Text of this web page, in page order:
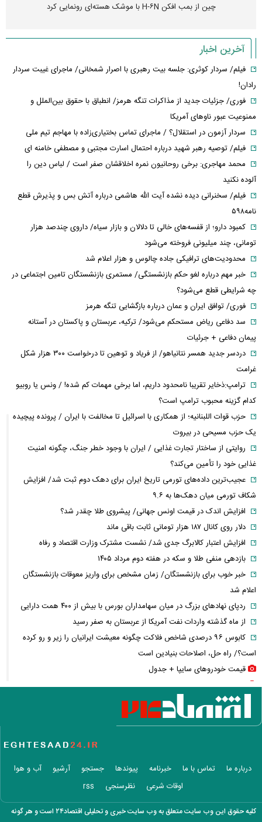
چین از بمب افکن H-۶N با موشک هسته‌ای رونمایی کرد
آخرین اخبار
فیلم/ سردار کوثری: جلسه بیت رهبری با اصرار شمخانی/ ماجرای غیبت سردار
رادان!
فوری/ جزئیات جدید از مذاکرات تنگه هرمز/ انطباق با حقوق بین‌الملل و
ممنوعیت عبور ناوهای آمریکا
سردار آزمون در استقلال؟ / ماجرای تماس بختیاری‌زاده با مهاجم تیم ملی
فیلم/ توصیه رهبر شهید درباره احتمال اسارت مجتبی و مصطفی خامنه ای
محمد مهاجری: برخی روحانیون نمره اخلاقشان صفر است / لباس دین را
آلوده نکنید
فیلم/ سخنرانی دیده نشده آیت الله هاشمی درباره آتش بس و پذیرش قطع
نامه۵۹۸
کمبود دارو؛ از قفسه‌های خالی تا دلالان و بازار سیاه/ داروی چندصد هزار
تومانی، چند میلیونی فروخته می‌شود
محدودیت‌های ترافیکی جاده چالوس و هزار اعلام شد
خبر مهم درباره لغو حکم بازنشستگی/ مستمری بازنشستگان تامین اجتماعی در
چه شرایطی قطع می‌شود؟
فوری/ توافق ایران و عمان درباره بازگشایی تنگه هرمز
سد دفاعی ریاض مستحکم می‌شود/ ترکیه، عربستان و پاکستان در آستانه
پیمان دفاعی + جرئیات
دردسر جدید همسر نتانیاهو/ از فریاد و توهین تا درخواست ۳۰۰ هزار شکل
غرامت
ترامپ:ذخایر تقریبا نامحدود داریم، اما برخی مهمات کم شده! / ونس یا روبیو
کدام گزینه محبوب ترامپ است؟
حزب قوات اللبنانیه؛ از همکاری با اسرائیل تا مخالفت با ایران / پرونده پیچیده
یک حزب مسیحی در بیروت
روایتی از ساختار تجارت غذایی / ایران با وجود خطر جنگ، چگونه امنیت
غذایی خود را تأمین می‌کند؟
عجیب‌ترین داده‌های تورمی تاریخ ایران برای دهک دوم ثبت شد/ افزایش
شکاف تورمی میان دهک‌ها به ۹.۶
افزایش اندک در قیمت اونس جهانی/ پیشروی طلا چقدر شد؟
دلار روی کانال ۱۸۷ هزار تومانی ثابت باقی ماند
افزایش اعتبار کالابرگ جدی شد/ نشست مشترک وزارت اقتصاد و رفاه
بازدهی منفی طلا و سکه در هفته دوم مرداد ۱۴۰۵
خبر خوب برای بازنشستگان/ زمان مشخص برای واریز معوقات بازنشستگان
اعلام شد
ردپای نهاد‌های بزرگ در میان سهامداران بورس با بیش از ۴۰۰ همت دارایی
از ماه گذشته واردات نفت آمریکا از عربستان به صفر رسید
کابوس ۹۶ درصدی شاخص فلاکت چگونه معیشت ایرانیان را زیر و رو کرده
است؟/ راه حل، اصلاحات بنیادین است
قیمت خودرو‌های سایپا + جدول
قیمت خودرو‌های ایران خودرو + جدول
قیمت سکه پارسیان + جدول
قیمت سکه و طلا + جدول
ترکیه و عراق دست به کار شدند؛ آغاز عصر صادرات نفت بدون هرمز؟/ کارت
هرمز در حال سوختن است؟
انفجار اتوبوس در حومه دمشق/ ۲ کشته و ۱۳ زخمی
درباره ما تماس با ما خبرنامه پیوندها جستجو آرشیو
آب و هوا
اوقات شرعی
نظرسنجی rss
کلیه حقوق این وب سایت متعلق به وب سایت خبری و تحلیلی اقتصاد۲۴ است و هر گونه